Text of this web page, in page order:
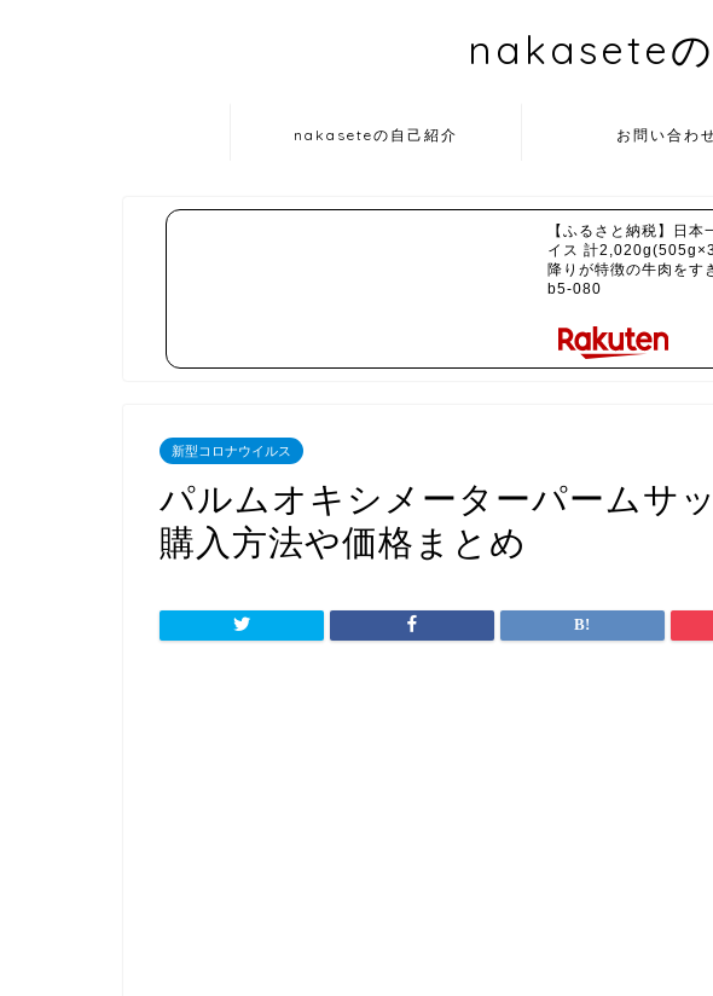
nakasete
nakaseteの自己紹介 お問い合わ
【ふるさと納税】日
イス 計
降りが特徴の牛肉をす
b5-080
新型コロナウイルス
パルムオキシメーターパームサ
購入方法や価格まとめ